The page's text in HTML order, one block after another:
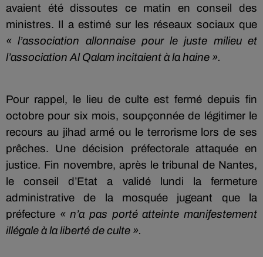
avaient été dissoutes ce matin en conseil des
ministres. Il a estimé sur les réseaux sociaux que
« l’association allonnaise pour le juste milieu et
l’association Al Qalam incitaient à la haine ».
Pour rappel, le lieu de culte est fermé depuis fin
octobre pour six mois, soupçonnée de légitimer le
recours au jihad armé ou le terrorisme lors de ses
prêches. Une décision préfectorale attaquée en
justice. Fin novembre, après le tribunal de Nantes,
le conseil d’Etat a validé lundi la fermeture
administrative de la mosquée jugeant que la
préfecture « n’a pas porté atteinte manifestement
illégale à la liberté de culte ».